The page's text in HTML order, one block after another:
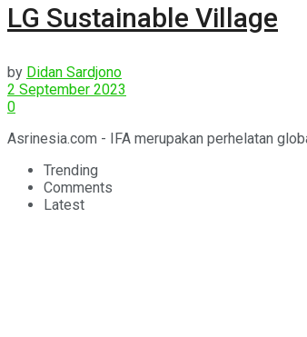
LG Sustainable Village
by Didan Sardjono
2 September 2023
0
Asrinesia.com - IFA merupakan perhelatan
Trending
Comments
Latest